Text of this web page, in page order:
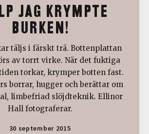
JAG KRYMPTE
BURKEN!
täljs i färskt trä. Bottenplattan
av torrt virke. När det fuktiga
torkar, krymper botten fast.
borrar, hugger och berättar om
limbefriad slöjdteknik. Ellinor
Hall fotograferar.
30 september 2015